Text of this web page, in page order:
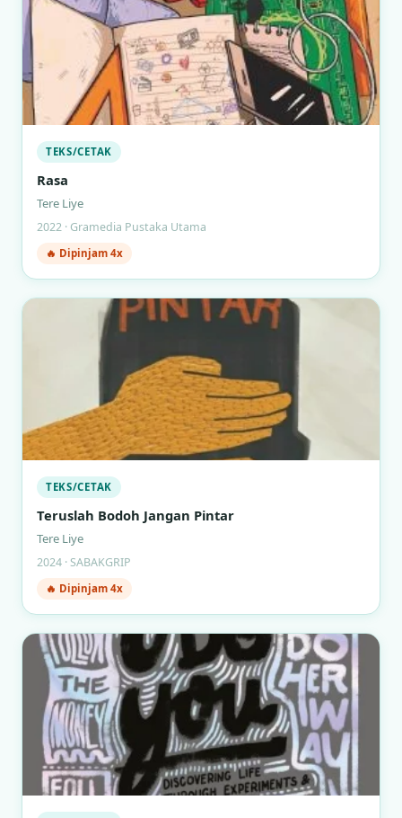
TEKS/CETAK
Rasa
Tere Liye
2022 · Gramedia Pustaka Utama
🔥 Dipinjam 4x
TEKS/CETAK
Teruslah Bodoh Jangan Pintar
Tere Liye
2024 · SABAKGRIP
🔥 Dipinjam 4x